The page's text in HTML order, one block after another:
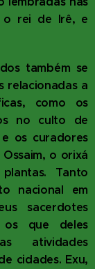
o rei de Irê, e
também se
relacionadas a
como os
no culto de
os curadores
o orixá
Tanto
nacional em
sacerdotes
os que deles
atividades
cidades. Exu,